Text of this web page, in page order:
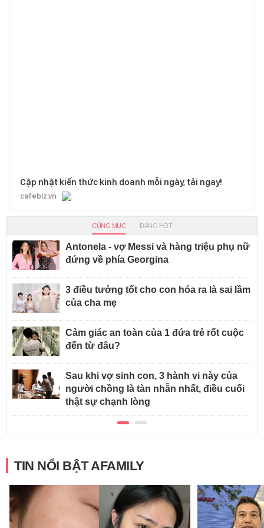
Cập nhật kiến thức kinh doanh mỗi ngày, tải ngay!
cafebiz.vn
CÙNG MỤC ĐANG HOT
Antonela - vợ Messi và hàng triệu phụ nữ
đứng về phía Georgina
3 điều tưởng tốt cho con hóa ra là sai lầm
của cha mẹ
Cảm giác an toàn của 1 đứa trẻ rốt cuộc
đến từ đâu?
Sau khi vợ sinh con, 3 hành vi này của
người chồng là tàn nhẫn nhất, điều cuối
thật sự chạnh lòng
TIN NỔI BẬT AFAMILY